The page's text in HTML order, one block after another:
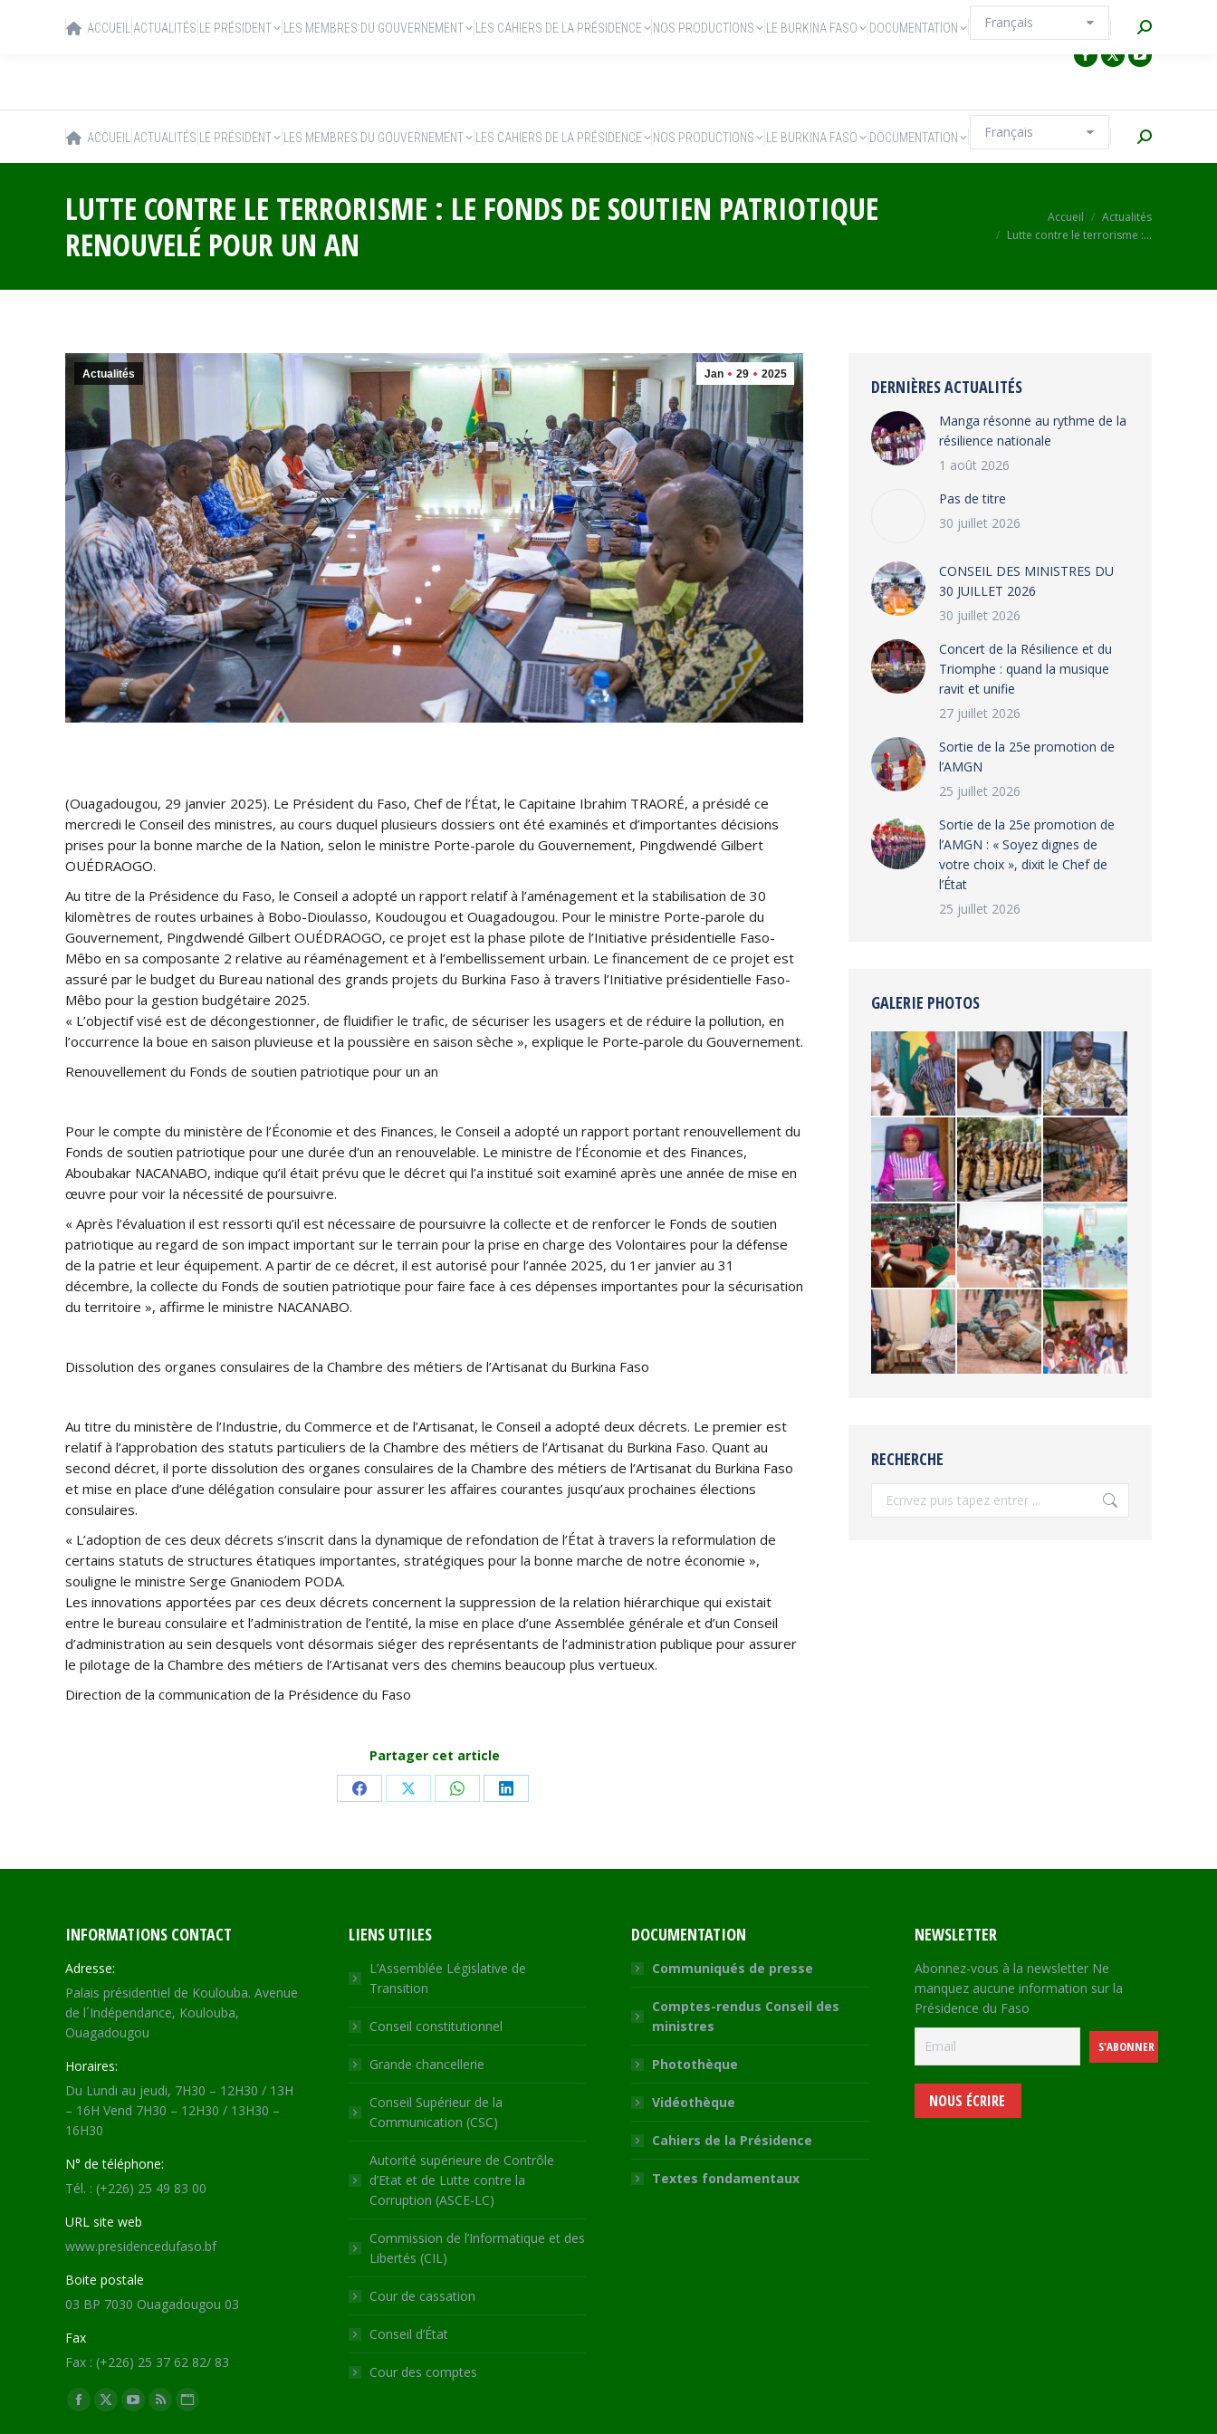
ACCUEIL ACTUALITÉS LE PRÉSIDENT LES MEMBRES DU GOUVERNEMENT LES CAHIERS DE LA PRÉSIDENCE NOS PRODUCTIONS LE BURKINA FASO DOCUMENTATION Recherche
LUTTE CONTRE LE TERRORISME : LE FONDS DE SOUTIEN PATRIOTIQUE
RENOUVELÉ POUR UN AN
Accueil
Actualités
Lutte contre le terrorisme :…
Jan 29 2025
Actualités
(Ouagadougou, 29 janvier 2025). Le Président du Faso, Chef de l’État, le Capitaine Ibrahim TRAORÉ, a présidé ce
mercredi le Conseil des ministres, au cours duquel plusieurs dossiers ont été examinés et d’importantes décisions
prises pour la bonne marche de la Nation, selon le ministre Porte-parole du Gouvernement, Pingdwendé Gilbert
OUÉDRAOGO.
Au titre de la Présidence du Faso, le Conseil a adopté un rapport relatif à l’aménagement et la stabilisation de 30
kilomètres de routes urbaines à Bobo-Dioulasso, Koudougou et Ouagadougou. Pour le ministre Porte-parole du
Gouvernement, Pingdwendé Gilbert OUÉDRAOGO, ce projet est la phase pilote de l’Initiative présidentielle Faso-
Mêbo en sa composante 2 relative au réaménagement et à l’embellissement urbain. Le financement de ce projet est
assuré par le budget du Bureau national des grands projets du Burkina Faso à travers l’Initiative présidentielle Faso-
Mêbo pour la gestion budgétaire 2025.
« L’objectif visé est de décongestionner, de fluidifier le trafic, de sécuriser les usagers et de réduire la pollution, en
l’occurrence la boue en saison pluvieuse et la poussière en saison sèche », explique le Porte-parole du Gouvernement.
Renouvellement du Fonds de soutien patriotique pour un an
Pour le compte du ministère de l’Économie et des Finances, le Conseil a adopté un rapport portant renouvellement du
Fonds de soutien patriotique pour une durée d’un an renouvelable. Le ministre de l’Économie et des Finances,
Aboubakar NACANABO, indique qu’il était prévu que le décret qui l’a institué soit examiné après une année de mise en
œuvre pour voir la nécessité de poursuivre.
« Après l’évaluation il est ressorti qu’il est nécessaire de poursuivre la collecte et de renforcer le Fonds de soutien
patriotique au regard de son impact important sur le terrain pour la prise en charge des Volontaires pour la défense
de la patrie et leur équipement. A partir de ce décret, il est autorisé pour l’année 2025, du 1er janvier au 31
décembre, la collecte du Fonds de soutien patriotique pour faire face à ces dépenses importantes pour la sécurisation
du territoire », affirme le ministre NACANABO.
Dissolution des organes consulaires de la Chambre des métiers de l’Artisanat du Burkina Faso
Au titre du ministère de l’Industrie, du Commerce et de l’Artisanat, le Conseil a adopté deux décrets. Le premier est
relatif à l’approbation des statuts particuliers de la Chambre des métiers de l’Artisanat du Burkina Faso. Quant au
second décret, il porte dissolution des organes consulaires de la Chambre des métiers de l’Artisanat du Burkina Faso
et mise en place d’une délégation consulaire pour assurer les affaires courantes jusqu’aux prochaines élections
consulaires.
« L’adoption de ces deux décrets s’inscrit dans la dynamique de refondation de l’État à travers la reformulation de
certains statuts de structures étatiques importantes, stratégiques pour la bonne marche de notre économie »,
souligne le ministre Serge Gnaniodem PODA.
Les innovations apportées par ces deux décrets concernent la suppression de la relation hiérarchique qui existait
entre le bureau consulaire et l’administration de l’entité, la mise en place d’une Assemblée générale et d’un Conseil
d’administration au sein desquels vont désormais siéger des représentants de l’administration publique pour assurer
le pilotage de la Chambre des métiers de l’Artisanat vers des chemins beaucoup plus vertueux.
Direction de la communication de la Présidence du Faso
Partager cet article
Share Share Share Share
DERNIÈRES ACTUALITÉS
Manga résonne au rythme de la
résilience nationale
1 août 2026
Pas de titre
30 juillet 2026
CONSEIL DES MINISTRES DU
30 JUILLET 2026
30 juillet 2026
‎​Concert de la Résilience et du
Triomphe : quand la musique
ravit et unifie
27 juillet 2026
‎Sortie de la 25e promotion de
l’AMGN
25 juillet 2026
‎Sortie de la 25e promotion de
l’AMGN : « Soyez dignes de
votre choix », dixit le Chef de
l’État
25 juillet 2026
GALERIE PHOTOS
RECHERCHE
Recherche
INFORMATIONS CONTACT
Adresse:
Palais présidentiel de Koulouba. Avenue
de l´Indépendance, Koulouba,
Ouagadougou
Horaires:
Du Lundi au jeudi, 7H30 – 12H30 / 13H
– 16H Vend 7H30 – 12H30 / 13H30 –
16H30
N° de téléphone:
Tél. : (+226) 25 49 83 00
URL site web
www.presidencedufaso.bf
Boite postale
03 BP 7030 Ouagadougou 03
Fax
Fax : (+226) 25 37 62 82/ 83
Trouvez nous sur :
Facebook
X
YouTube
RSS Site
LIENS UTILES
L’Assemblée Législative de
Transition
Conseil constitutionnel
Grande chancellerie
Conseil Supérieur de la
Communication (CSC)
Autorité supérieure de Contrôle
d’Etat et de Lutte contre la
Corruption (ASCE-LC)
Commission de l’Informatique et des
Libertés (CIL)
Cour de cassation
Conseil d’État
Cour des comptes
DOCUMENTATION
Communiqués de presse
Comptes-rendus Conseil des
ministres
Photothèque
Vidéothèque
Cahiers de la Présidence
Textes fondamentaux
NEWSLETTER
Abonnez-vous à la newsletter Ne
manquez aucune information sur la
Présidence du Faso
NOUS ÉCRIRE
ACCUEIL ACTUALITÉS LE PRÉSIDENT LES MEMBRES DU GOUVERNEMENT LES CAHIERS DE LA PRÉSIDENCE NOS PRODUCTIONS LE BURKINA FASO DOCUMENTATION Recherche